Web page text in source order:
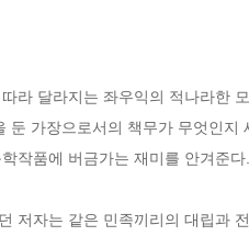
라 달라지는 좌우익의 적나라한
둔 가장으로서의 책무가 무엇인
작품에 버금가는 재미를 안겨준
저자는 같은 민족끼리의 대립과